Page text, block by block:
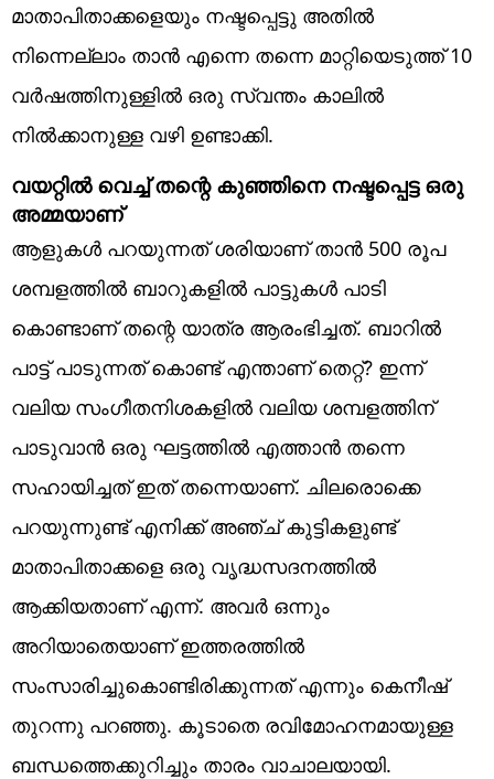
മാതാപിതാക്കളെയും നഷ്ടപ്പെട്ടു അതിൽ
നിന്നെല്ലാം താൻ എന്നെ തന്നെ മാറ്റിയെടുത്ത് 10
വർഷത്തിനുള്ളിൽ ഒരു സ്വന്തം കാലിൽ
നിൽക്കാനുള്ള വഴി ഉണ്ടാക്കി.
വയറ്റിൽ വെച്ച് തന്റെ കുഞ്ഞിനെ നഷ്ടപ്പെട്ട ഒരു
അമ്മയാണ്
ആളുകൾ പറയുന്നത് ശരിയാണ് താൻ 500 രൂപ
ശമ്പളത്തിൽ ബാറുകളിൽ പാട്ടുകൾ പാടി
കൊണ്ടാണ് തന്റെ യാത്ര ആരംഭിച്ചത്. ബാറിൽ
പാട്ട് പാടുന്നത് കൊണ്ട് എന്താണ് തെറ്റ്? ഇന്ന്
വലിയ സംഗീതനിശകളിൽ വലിയ ശമ്പളത്തിന്
പാടുവാൻ ഒരു ഘട്ടത്തിൽ എത്താൻ തന്നെ
സഹായിച്ചത് ഇത് തന്നെയാണ്. ചിലരൊക്കെ
പറയുന്നുണ്ട് എനിക്ക് അഞ്ച് കുട്ടികളുണ്ട്
മാതാപിതാക്കളെ ഒരു വൃദ്ധസദനത്തിൽ
ആക്കിയതാണ് എന്ന്. അവർ ഒന്നും
അറിയാതെയാണ് ഇത്തരത്തിൽ
സംസാരിച്ചുകൊണ്ടിരിക്കുന്നത് എന്നും കെനീഷ്
തുറന്നു പറഞ്ഞു. കൂടാതെ രവിമോഹനമായുള്ള
ബന്ധത്തെക്കുറിച്ചും താരം വാചാലയായി.